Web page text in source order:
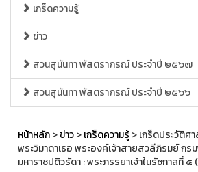
เกร็ดความรู้
ข่าว
สวนสุนันทา พัสตราภรณ์ ประจำปี ๒๕๖๗
สวนสุนันทา พัสตราภรณ์ ประจำปี ๒๕๖๖
หน้าหลัก>ข่าว>เกร็ดความรู้> เกร็ดประวัติศ
พระวิมาดาเธอ พระองค์เจ้าสายสวลีภิรมย์ ก
มหาราชปดิวรัดา : พระภรรยาเจ้าในรัชกาลที่